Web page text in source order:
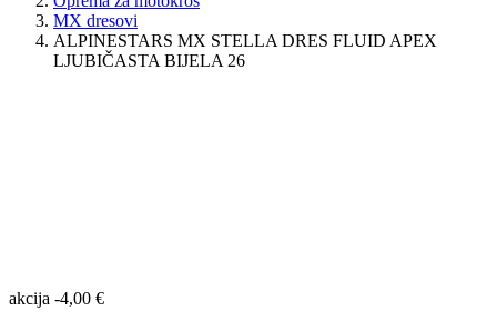
MX dresovi
ALPINESTARS MX STELLA DRES FLUID APEX
LJUBIČASTA BIJELA 26
akcija -4,00 €